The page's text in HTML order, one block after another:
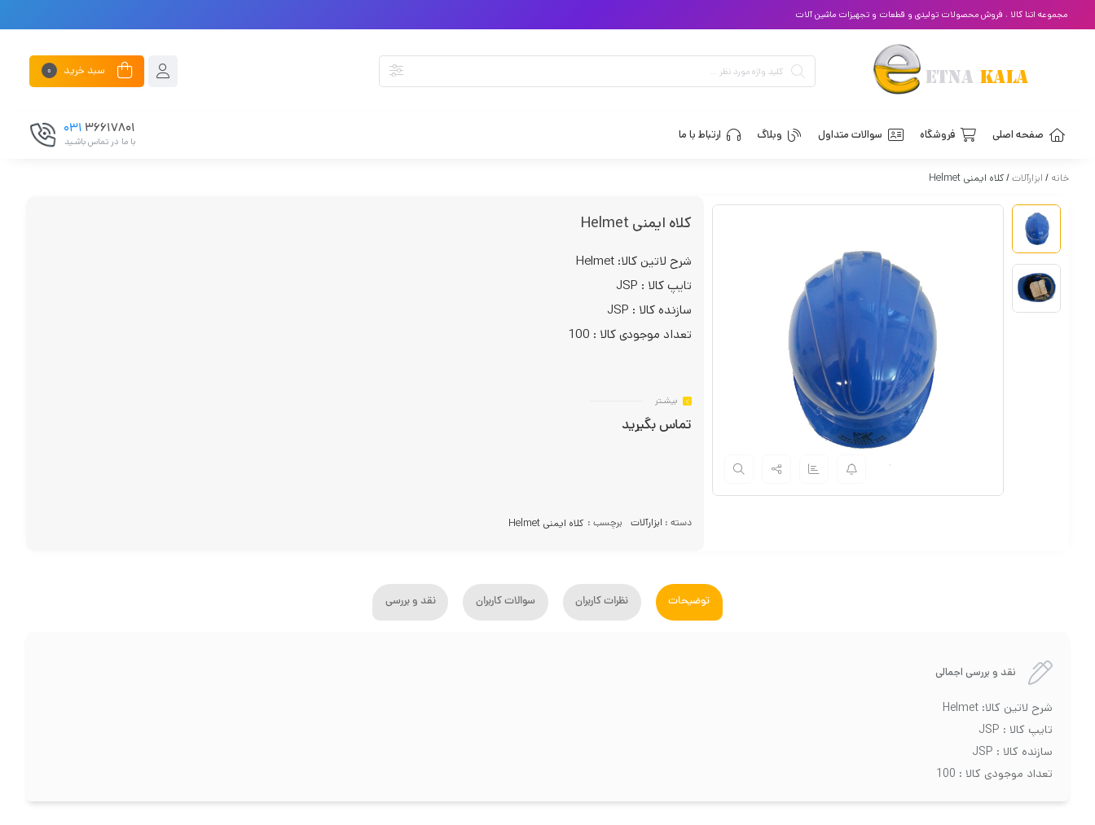
مجموعه اتنا کالا ، فروش محصولات تولیدی و قطعات و تجهیزات ماشین آلات
سبد خرید 0
صفحه اصلی فروشگاه سوالات متداول وبلاگ ارتباط با ما ۳۶۶۱۷۸۰۱ 031
با ما در تماس باشـید
خانه / ابزارآلات/ کلاه ایمنی Helmet
کلاه ایمنی Helmet
شرح لاتین کالا: Helmet
تایپ کالا : JSP
سازنده کالا : JSP
تعداد موجودی کالا : 100
بیشـتر
تماس بگیرید
دسته : ابزارآلات برچسب : کلاه ایمنی Helmet
توضیحات نظرات کاربران سوالات کاربران نقد و بررسی
نقد و بررسی اجمالی
شرح لاتین کالا: Helmet
تایپ کالا : JSP
سازنده کالا : JSP
تعداد موجودی کالا : 100